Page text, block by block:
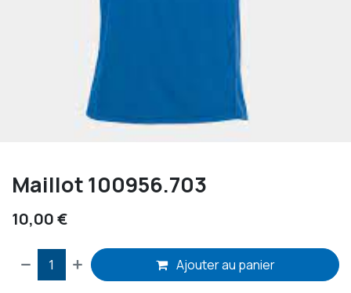
Maillot 100956.703
10,00€
Ajouter au panier